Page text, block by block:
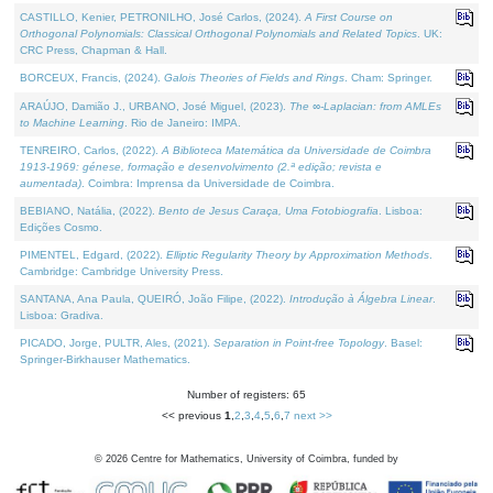
CASTILLO, Kenier, PETRONILHO, José Carlos, (2024). A First Course on
Orthogonal Polynomials: Classical Orthogonal Polynomials and Related Topics . UK:
CRC Press, Chapman & Hall.
BORCEUX, Francis, (2024). Galois Theories of Fields and Rings . Cham: Springer.
ARAÚJO, Damião J., URBANO, José Miguel, (2023). The ∞-Laplacian: from AMLEs
to Machine Learning . Rio de Janeiro: IMPA.
TENREIRO, Carlos, (2022). A Biblioteca Matemática da Universidade de Coimbra
1913-1969: génese, formação e desenvolvimento (2.ª edição; revista e
aumentada) . Coimbra: Imprensa da Universidade de Coimbra.
BEBIANO, Natália, (2022). Bento de Jesus Caraça, Uma Fotobiografia . Lisboa:
Edições Cosmo.
PIMENTEL, Edgard, (2022). Elliptic Regularity Theory by Approximation Methods
Cambridge: Cambridge University Press.
SANTANA, Ana Paula, QUEIRÓ, João Filipe, (2022). Introdução à Álgebra Linear.
Lisboa: Gradiva.
PICADO, Jorge, PULTR, Ales, (2021). Separation in Point-free Topology. Basel:
Springer-Birkhauser Mathematics.
Number of registers: 65
<< previous 1 2 3 4, 5 6 7 next >>
© 2026 Centre for Mathematics, University of Coimbra, funded by